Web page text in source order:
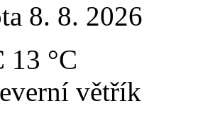
8. 8. 2026
13 °C
větřík